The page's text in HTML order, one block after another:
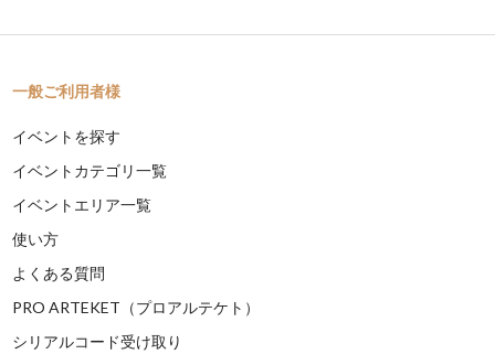
一般ご利用者様
イベントを探す
イベントカテゴリ一覧
イベントエリア一覧
使い方
よくある質問
PRO ARTEKET（プロアルテケト）
シリアルコード受け取り